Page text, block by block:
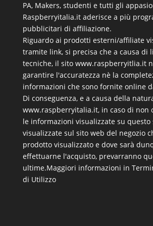
PA, Makers, studenti e tutti gli
Raspberryitalia.it aderisce a più
pubblicitari di affiliazione.
Riguardo ai prodotti esterni/affiliate
tramite link, si precisa che a causa di
tecniche, il sito www.raspberryitlia.it
garantire l'accuratezza nè la
informazioni che sono fornite online
Di conseguenza, e a causa della
www.raspberryitalia.it, in caso di non
le informazioni visualizzate su
visualizzate sul sito web del negozio
prodotto visualizzato e dove sarà
effettuarne l'acquisto, prevarranno
ultime.Maggiori informazioni in
di Utilizzo